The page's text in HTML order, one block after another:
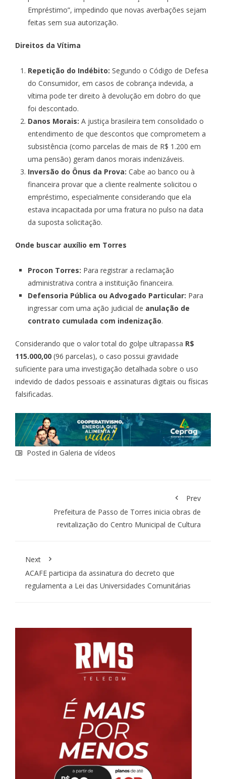
Empréstimo”, impedindo que novas averbações sejam
feitas sem sua autorização.
Direitos da Vítima
Repetição do Indébito: Segundo o Código de Defesa
do Consumidor, em casos de cobrança indevida, a
vítima pode ter direito à devolução em dobro do que
foi descontado.
Danos Morais: A justiça brasileira tem consolidado o
entendimento de que descontos que comprometem a
subsistência (como parcelas de mais de R$ 1.200 em
uma pensão) geram danos morais indenizáveis.
Inversão do Ônus da Prova: Cabe ao banco ou à
financeira provar que a cliente realmente solicitou o
empréstimo, especialmente considerando que ela
estava incapacitada por uma fratura no pulso na data
da suposta solicitação.
Onde buscar auxílio em Torres
Procon Torres: Para registrar a reclamação
administrativa contra a instituição financeira.
Defensoria Pública ou Advogado Particular: Para
ingressar com uma ação judicial de anulação de
contrato cumulada com indenização.
Considerando que o valor total do golpe ultrapassa R$
115.000,00 (96 parcelas), o caso possui gravidade
suficiente para uma investigação detalhada sobre o uso
indevido de dados pessoais e assinaturas digitais ou físicas
falsificadas.
Posted in Galeria de vídeos
Prev
Prefeitura de Passo de Torres inicia obras de
revitalização do Centro Municipal de Cultura
Next
ACAFE participa da assinatura do decreto que
regulamenta a Lei das Universidades Comunitárias